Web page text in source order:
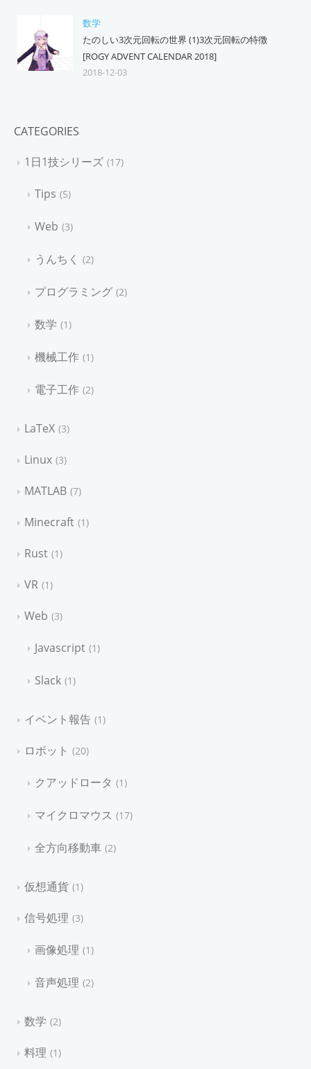
数学
たのしい3次元回転の世界 (1)3次元回転の特徴
[ROGY ADVENT CALENDAR 2018]
2018-12-03
CATEGORIES
1日1技シリーズ 17
Tips 5
Web 3
うんちく 2
プログラミング 2
数学 1
機械工作 1
電子工作 2
LaTeX 3
Linux 3
MATLAB 7
Minecraft 1
Rust 1
VR 1
Web 3
Javascript 1
Slack 1
イベント報告 1
ロボット 20
クアッドロータ 1
マイクロマウス 17
全方向移動車 2
仮想通貨 1
信号処理 3
画像処理 1
音声処理 2
数学 2
料理 1